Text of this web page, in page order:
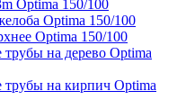
Optima 150/100
Optima 150/100
Optima 150/100
на дерево Optima
трубы на кирпич Optima